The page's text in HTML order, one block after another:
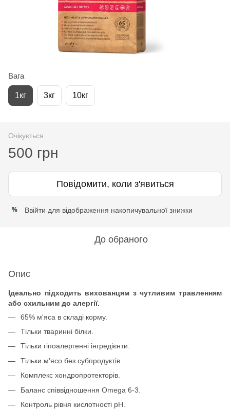
Вага
1кг 3кг 10кг
Очікується
500 грн
Повідомити, коли з'явиться
% Ввійти для відображення накопичувальної знижки
До обраного
Опис
Ідеально підходить вихованцям з чутливим травленням
або схильним до алергії.
65% м'яса в складі корму.
Тільки тваринні білки.
Тільки гіпоалергенні інгредієнти.
Тільки м'ясо без субпродуктів.
Комплекс хондропротекторів.
Баланс співвідношення Omega 6-3.
Контроль рівня кислотності рН.